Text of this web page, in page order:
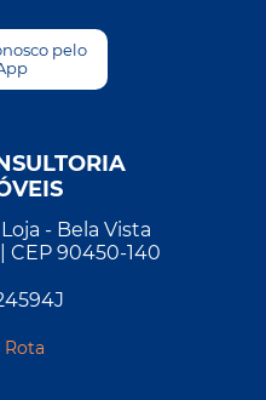
pelo
- Bela Vista
CEP 90450-140
Rota